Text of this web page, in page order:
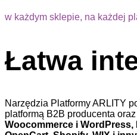
w każdym sklepie, na każdej
Łatwa
Narzędzia Platformy ARLITY
platformą B2B producenta
Woocommerce i WordPress,